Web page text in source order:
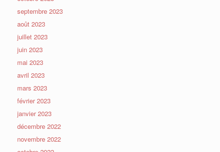
septembre 2023
août 2023
juillet 2023
juin 2023
mai 2023
avril 2023
mars 2023
février 2023
janvier 2023
décembre 2022
novembre 2022